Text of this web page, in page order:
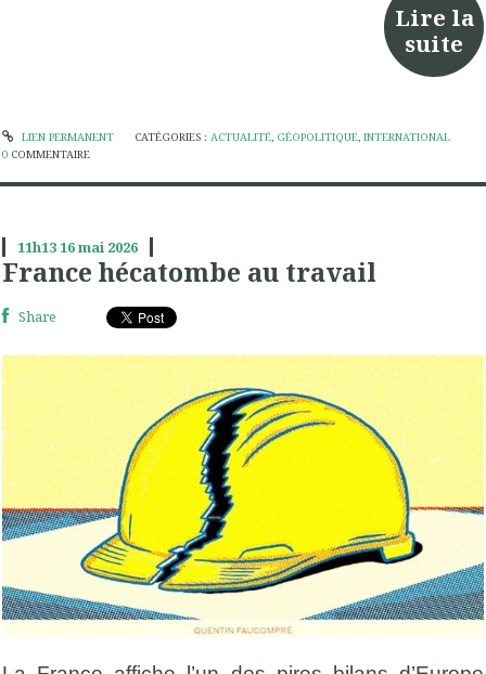
Lire la
suite
LIEN PERMANENT CATÉGORIES : ACTUALITÉ, GÉOPOLITIQUE, INTERNATIONAL
0 COMMENTAIRE
11h1316mai 2026
France hécatombe au travail
Share